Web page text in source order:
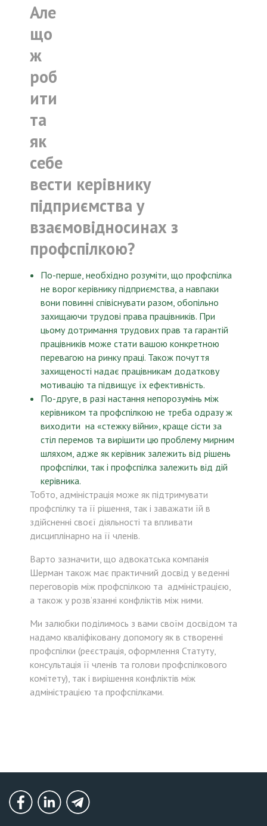
Але
що
ж
роб
ити
та
як
себе
вести керівнику
підприємства у
взаємовідносинах з
профспілкою?
По-перше, необхідно розуміти, що профспілка
не ворог керівнику підприємства, а навпаки
вони повинні співіснувати разом, обопільно
захищаючи трудові права працівників. При
цьому дотримання трудових прав та гарантій
працівників може стати вашою конкретною
перевагою на ринку праці. Також почуття
захищеності надає працівникам додаткову
мотивацію та підвищує їх ефективність.
По-друге, в разі настання непорозумінь між
керівником та профспілкою не треба одразу ж
виходити на «стежку війни», краще сісти за
стіл перемов та вирішити цю проблему мирним
шляхом, адже як керівник залежить від рішень
профспілки, так і профспілка залежить від дій
керівника.
Тобто, адміністрація може як підтримувати
профспілку та її рішення, так і заважати їй в
здійсненні своєї діяльності та впливати
дисциплінарно на її членів.
Варто зазначити, що адвокатська компанія
Шерман також має практичний досвід у веденні
переговорів між профспілкою та адміністрацією,
а також у розв’язанні конфліктів між ними.
Ми залюбки поділимось з вами своїм досвідом та
надамо кваліфіковану допомогу як в створенні
профспілки (реєстрація, оформлення Статуту,
консультація її членів та голови профспілкового
комітету), так і вирішення конфліктів між
адміністрацією та профспілками.